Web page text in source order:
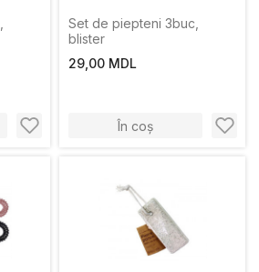
Set de piepteni 3buc,
blister
29,00 MDL
În coș